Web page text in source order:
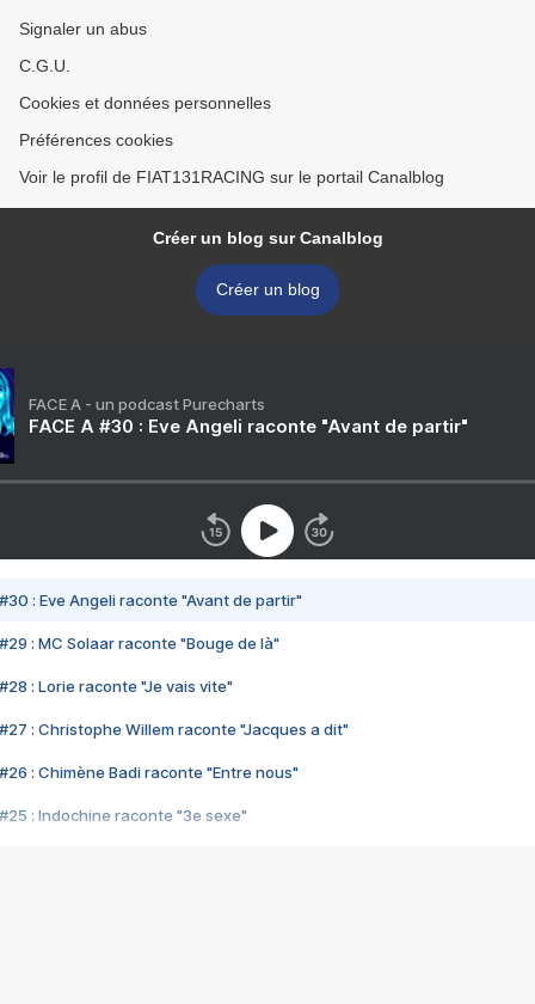
Signaler un abus
C.G.U.
Cookies et données personnelles
Préférences cookies
Voir le profil de FIAT131RACING sur le portail Canalblog
Créer un blog sur Canalblog
Créer un blog
FACE A - un podcast Purecharts
FACE A #30 : Eve Angeli raconte "Avant de partir"
#30 : Eve Angeli raconte "Avant de partir"
#29 : MC Solaar raconte "Bouge de là"
#28 : Lorie raconte "Je vais vite"
#27 : Christophe Willem raconte "Jacques a dit"
#26 : Chimène Badi raconte "Entre nous"
#25 : Indochine raconte "3e sexe"